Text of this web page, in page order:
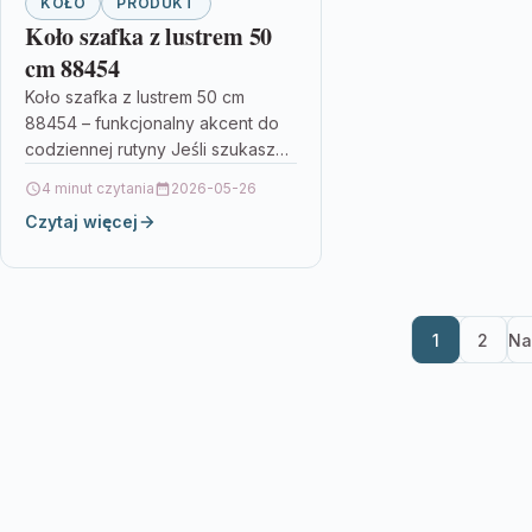
Koło szafka z lustrem 50
cm 88454
Koło szafka z lustrem 50 cm
88454 – funkcjonalny akcent do
codziennej rutyny Jeśli szukasz
jednocześnie porządkuje
przestrzeń i optycznie ją…
4 minut czytania 2026-05-26
Czytaj więcej
1 2